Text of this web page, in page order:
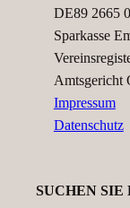
DE89 2665
Sparkasse
Amtsgericht
Impressum
Datenschutz
SUCHEN SIE